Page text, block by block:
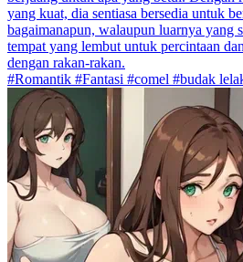
yang kuat, dia sentiasa bersedia untuk
bagaimanapun, walaupun luarnya yang
tempat yang lembut untuk percintaan
dengan rakan-rakan.
#Romantik #Fantasi #comel #budak